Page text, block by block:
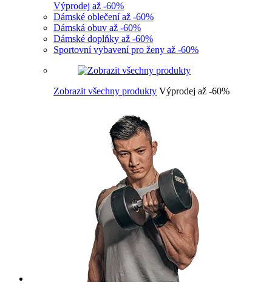
Výprodej až -60%
Dámské oblečení až -60%
Dámská obuv až -60%
Dámské doplňky až -60%
Sportovní vybavení pro ženy až -60%
Zobrazit všechny produkty Výprodej až -60%